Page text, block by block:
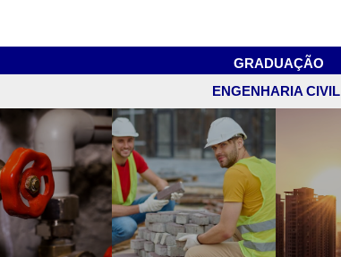
GRADUAÇÃO
ENGENHARIA CIVIL